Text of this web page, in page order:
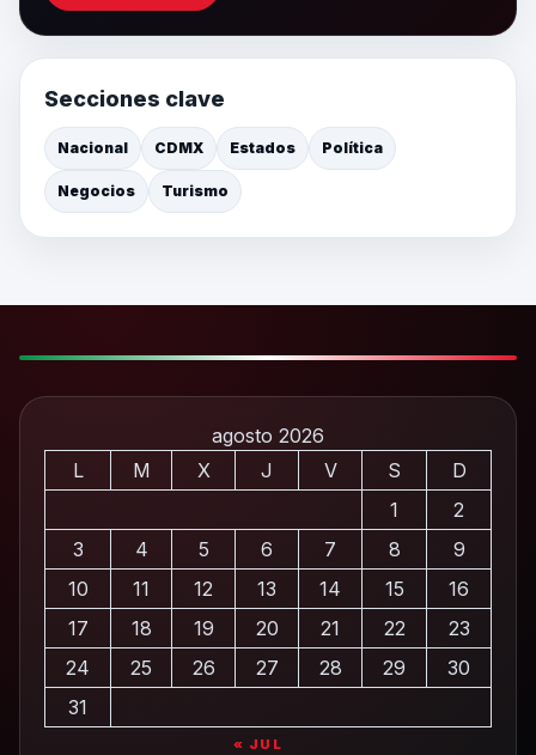
Secciones clave
Nacional CDMX Estados Política
Negocios Turismo
agosto 2026
L
M X J V S
D
1
2
3
4 5 6 7 8
9
10
11 12 13 14 15
16
17
18 19 20 21 22
23
24
25 26 27 28 29
30
31
« JUL